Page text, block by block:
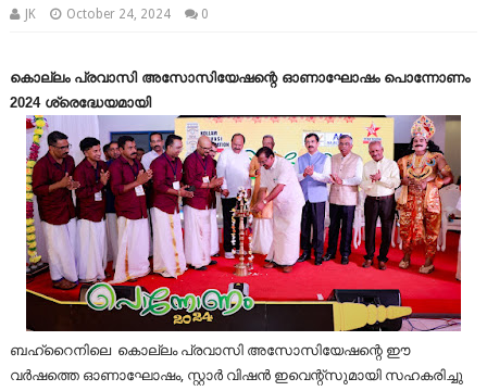
JK October 24, 2024 0
കൊല്ലം പ്രവാസി അസോസിയേഷന്റെ ഓണാഘോഷം പൊന്നോണം
2024 ശ്രെദ്ധേയമായി
ബഹ്‌റൈനിലെ കൊല്ലം പ്രവാസി അസോസിയേഷന്റെ ഈ
വർഷത്തെ ഓണാഘോഷം, സ്റ്റാർ വിഷൻ ഇവെന്റ്‌സുമായി സഹകരിച്ചു